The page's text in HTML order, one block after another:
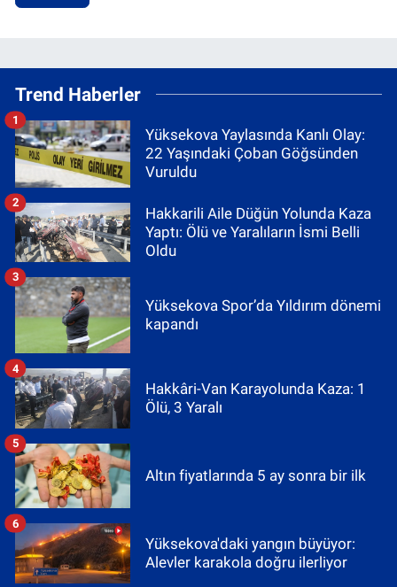
Trend Haberler
Yüksekova Yaylasında Kanlı Olay:
22 Yaşındaki Çoban Göğsünden
Vuruldu
1
Hakkarili Aile Düğün Yolunda Kaza
Yaptı: Ölü ve Yaralıların İsmi Belli
Oldu
2
Yüksekova Spor’da Yıldırım dönemi
kapandı
3
Hakkâri-Van Karayolunda Kaza: 1
Ölü, 3 Yaralı
4
Altın fiyatlarında 5 ay sonra bir ilk
5
Yüksekova'daki yangın büyüyor:
Alevler karakola doğru ilerliyor
6